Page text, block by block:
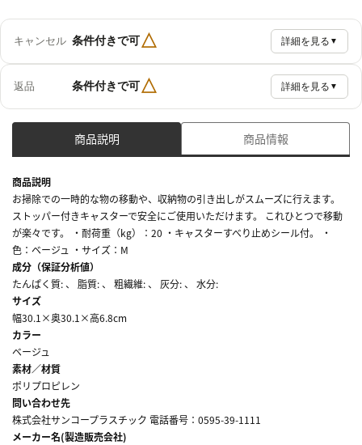
キャンセル 条件付きで可△ 詳細を見る ▼
返品 条件付きで可△ 詳細を見る ▼
商品説明 商品情報
商品説明
お掃除での一時的な物の移動や、収納物の引き出しがスムーズに行えます。
ストッパー付きキャスターで安全にご使用いただけます。 これひとつで移動
が楽々です。 ・耐荷重（kg）：20 ・キャスターすべり止めシール付。 ・
色：ベージュ ・サイズ：M
成分（保証分析値）
たんぱく質: 、 脂質: 、 粗繊維: 、 灰分: 、 水分:
サイズ
幅30.1×奥30.1×高6.8cm
カラー
ベージュ
素材／材質
ポリプロピレン
問い合わせ先
株式会社サンコープラスチック 電話番号：0595-39-1111
メーカー名(製造販売会社)